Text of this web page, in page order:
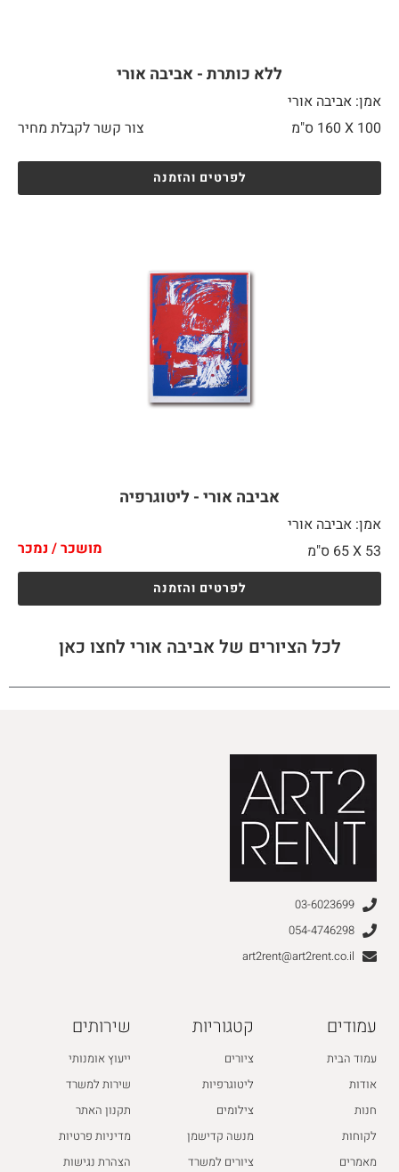
ללא כותרת - אביבה אורי
אמן: אביבה אורי
100 X
צור קשר לקבלת מחיר
לפרטים והזמנה
אביבה אורי - ליטוגרפיה
אמן: אביבה אורי
53 X
מושכר / נמכר
לפרטים והזמנה
לכל הציורים של אביבה אורי לחצו כאן
03-6023699
054-4746298
art2rent@art2rent.co.il
עמודים
עמוד הבית
אודות
חנות
לקוחות
מאמרים
קטגוריות
ציורים
ליטוגרפיות
צילומים
מנשה קדישמן
ציורים למשרד
שירותים
ייעוץ אומנותי
שירות למשרד
תקנון האתר
מדיניות פרטיות
הצהרת נגישות